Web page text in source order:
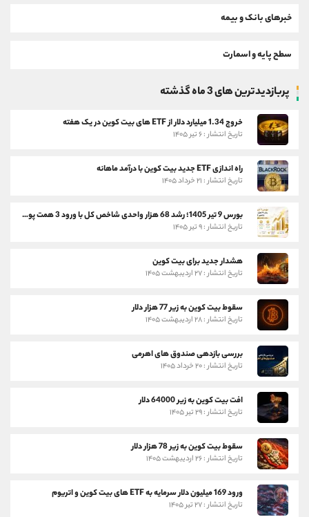
خبرهای بانک و بیمه
سطح پایه و اسمارت
پربازدیدترین های 3 ماه گذشته
خروج 1.34 میلیارد دلار از ETF های بیت کوین در یک هفته
تاریخ انتشار : ۶ تیر ۱۴۰۵
راه اندازی ETF جدید بیت کوین با درآمد ماهانه
تاریخ انتشار : ۲۱ خرداد ۱۴۰۵
بورس 9 تیر 1405؛ رشد 68 هزار واحدی شاخص کل با ورود 3 همت پول حقیقی
تاریخ انتشار : ۹ تیر ۱۴۰۵
هشدار جدید برای بیت کوین
تاریخ انتشار : ۲۷ اردیبهشت ۱۴۰۵
سقوط بیت کوین به زیر 77 هزار دلار
تاریخ انتشار : ۲۸ اردیبهشت ۱۴۰۵
بررسی بازدهی صندوق های اهرمی
تاریخ انتشار : ۲۰ خرداد ۱۴۰۵
افت بیت کوین به زیر 64000 دلار
تاریخ انتشار : ۲۹ تیر ۱۴۰۵
سقوط بیت کوین به زیر 78 هزار دلار
تاریخ انتشار : ۲۶ اردیبهشت ۱۴۰۵
ورود 169 میلیون دلار سرمایه به ETF های بیت کوین و اتریوم
تاریخ انتشار : ۲۷ تیر ۱۴۰۵